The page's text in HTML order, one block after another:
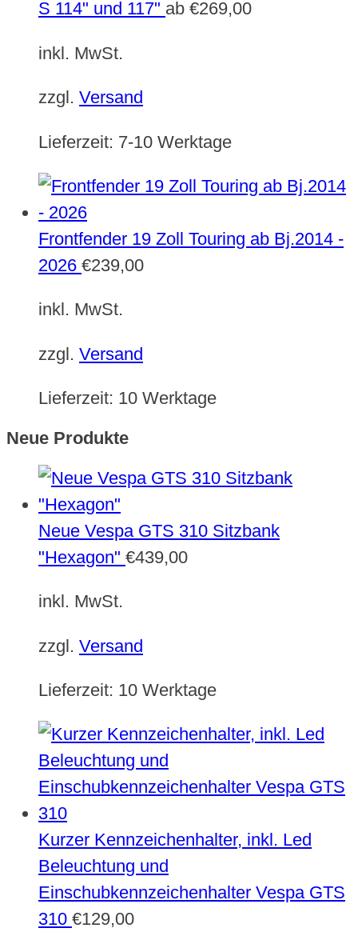
S 114" und 117" ab €269,00
inkl. MwSt.
zzgl. Versand
Lieferzeit: 7-10 Werktage
Frontfender 19 Zoll Touring ab Bj.2014 -
2026 €239,00
inkl. MwSt.
zzgl. Versand
Lieferzeit: 10 Werktage
Neue Produkte
Neue Vespa GTS 310 Sitzbank
"Hexagon" €439,00
inkl. MwSt.
zzgl. Versand
Lieferzeit: 10 Werktage
Kurzer Kennzeichenhalter, inkl. Led
Beleuchtung und
Einschubkennzeichenhalter Vespa GTS
310 €129,00